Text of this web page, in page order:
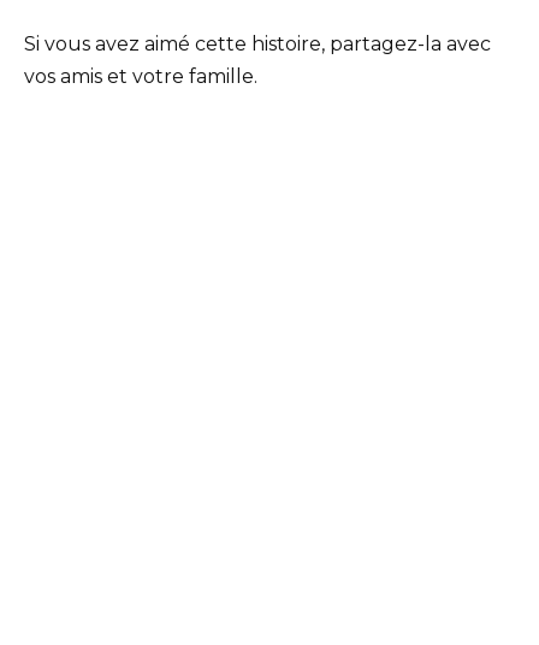
Si vous avez aimé cette histoire, partagez-la avec
vos amis et votre famille.